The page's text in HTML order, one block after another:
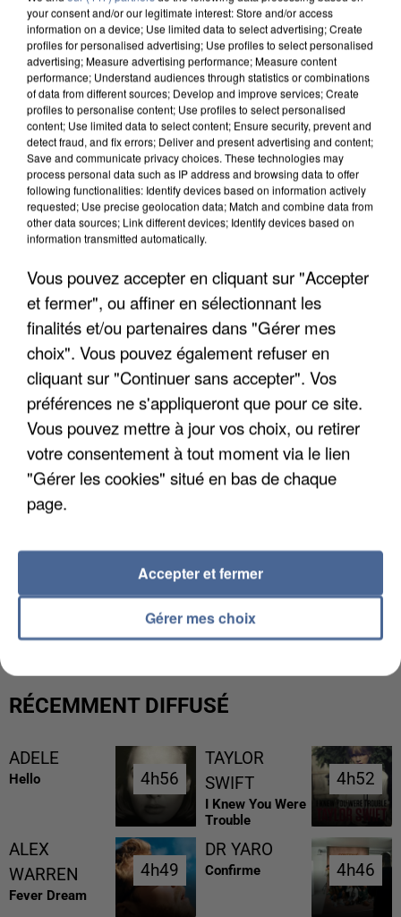
APRÈS TOUTES CES CANICULES, LES REFUGES
L’UN DES FONDATEURS SUPPOSÉS DE LA DZ
MAFIA INTERPELLÉ EN ALGÉRIE
RÉCEMMENT DIFFUSÉ
ADELE
Hello 4h56
4h56
TAYLOR
SWIFT
I Knew You Were
Trouble
4h52
4h52
ALEX
WARREN
Fever Dream
4h49
4h49
DR YARO
Confirme 4h46
4h46
your consent and/or our legitimate interest: Store and/or access
information on a device; Use limited data to select advertising; Create
profiles for personalised advertising; Use profiles to select personalised
advertising; Measure advertising performance; Measure content
performance; Understand audiences through statistics or combinations
of data from different sources; Develop and improve services; Create
profiles to personalise content; Use profiles to select personalised
content; Use limited data to select content; Ensure security, prevent and
detect fraud, and fix errors; Deliver and present advertising and content;
Save and communicate privacy choices. These technologies may
process personal data such as IP address and browsing data to offer
following functionalities: Identify devices based on information actively
requested; Use precise geolocation data; Match and combine data from
other data sources; Link different devices; Identify devices based on
information transmitted automatically.
Vous pouvez accepter en cliquant sur "Accepter
et fermer", ou affiner en sélectionnant les
finalités et/ou partenaires dans "Gérer mes
choix". Vous pouvez également refuser en
cliquant sur "Continuer sans accepter". Vos
préférences ne s'appliqueront que pour ce site.
Vous pouvez mettre à jour vos choix, ou retirer
votre consentement à tout moment via le lien
"Gérer les cookies" situé en bas de chaque
page.
Gérer mes choix
Accepter et fermer